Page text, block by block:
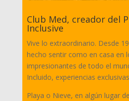
Club Med, creador del
Inclusive
Vive lo extraordinario. Desde
hecho sentir como en casa en
impresionantes de todo el
Incluido, experiencias
Playa o Nieve, en algún lugar